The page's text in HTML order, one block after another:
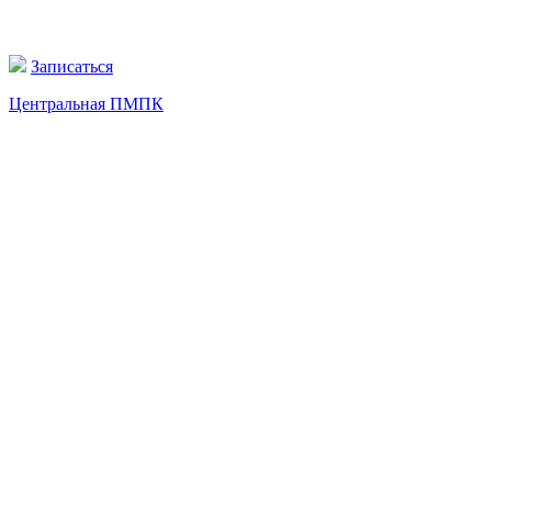
Записаться
Центральная ПМПК